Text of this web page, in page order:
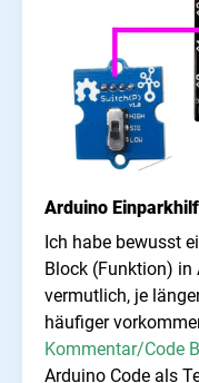
Arduino
Ich habe bewusst
Block (Funktion) in
vermutlich, je
häufiger
Kommentar/Code
Arduino Code als